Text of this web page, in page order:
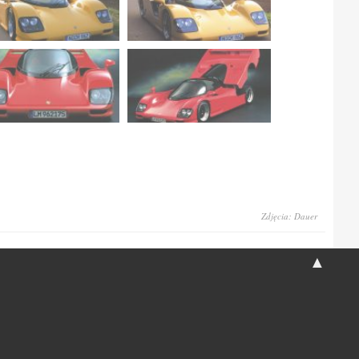
Zdjęcia: Dauer
▲